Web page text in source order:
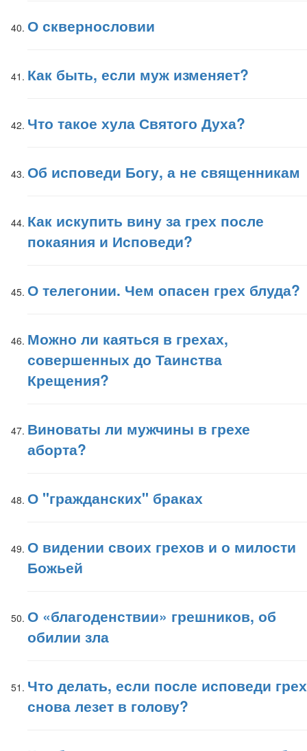
О сквернословии
Как быть, если муж изменяет?
Что такое хула Святого Духа?
Об исповеди Богу, а не священникам
Как искупить вину за грех после
покаяния и Исповеди?
О телегонии. Чем опасен грех блуда?
Можно ли каяться в грехах,
совершенных до Таинства
Крещения?
Виноваты ли мужчины в грехе
аборта?
О "гражданских" браках
О видении своих грехов и о милости
Божьей
О «благоденствии» грешников, об
обилии зла
Что делать, если после исповеди грех
снова лезет в голову?